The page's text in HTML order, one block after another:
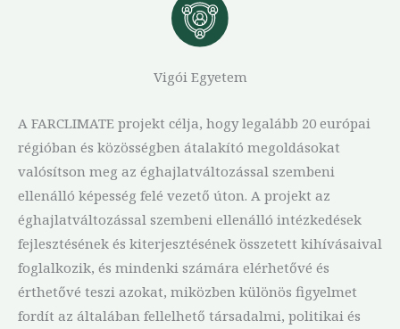
Vigói Egyetem
A FARCLIMATE projekt célja, hogy legalább 20 európai
régióban és közösségben átalakító megoldásokat
valósítson meg az éghajlatváltozással szembeni
ellenálló képesség felé vezető úton. A projekt az
éghajlatváltozással szembeni ellenálló intézkedések
fejlesztésének és kiterjesztésének összetett kihívásaival
foglalkozik, és mindenki számára elérhetővé és
érthetővé teszi azokat, miközben különös figyelmet
fordít az általában fellelhető társadalmi, politikai és